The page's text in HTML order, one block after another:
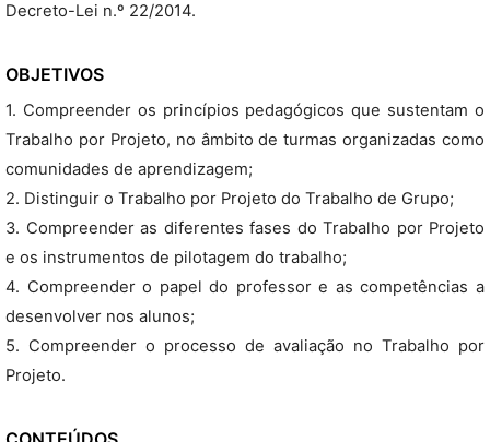
Decreto-Lei n.º 22/2014.
OBJETIVOS
1. Compreender os princípios pedagógicos que sustentam o
Trabalho por Projeto, no âmbito de turmas organizadas como
comunidades de aprendizagem;
2. Distinguir o Trabalho por Projeto do Trabalho de Grupo;
3. Compreender as diferentes fases do Trabalho por Projeto
e os instrumentos de pilotagem do trabalho;
4. Compreender o papel do professor e as competências a
desenvolver nos alunos;
5. Compreender o processo de avaliação no Trabalho por
Projeto.